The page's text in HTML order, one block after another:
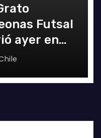
Futsal
ayer en